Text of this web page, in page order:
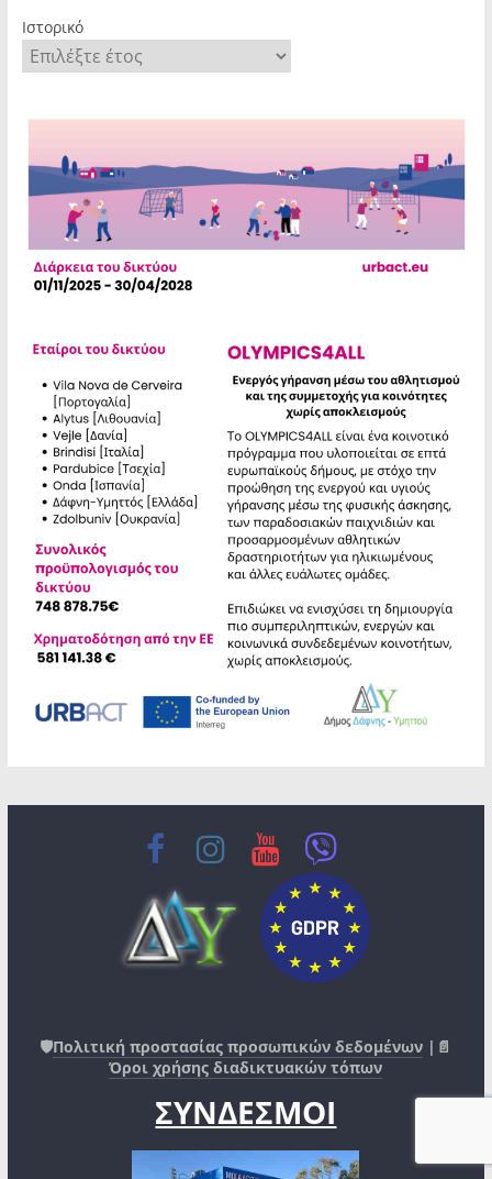
Ιστορικό
🛡️Πολιτική προστασίας προσωπικών δεδομένων |📄
Όροι χρήσης διαδικτυακών τόπων
ΣΥΝΔΕΣΜΟΙ